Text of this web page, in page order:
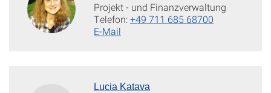
Projekt - und Finanzverwaltung
Telefon:+49 711 685 68700
E-Mail
Lucia Katava